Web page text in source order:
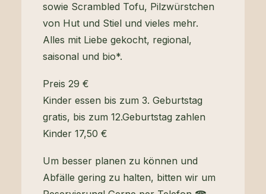
sowie Scrambled Tofu, Pilzwürstchen
von Hut und Stiel und vieles mehr.
Alles mit Liebe gekocht, regional,
saisonal und bio*.
Preis 29 €
Kinder essen bis zum 3. Geburtstag
gratis, bis zum 12.Geburtstag zahlen
Kinder 17,50 €
Um besser planen zu können und
Abfälle gering zu halten, bitten wir um